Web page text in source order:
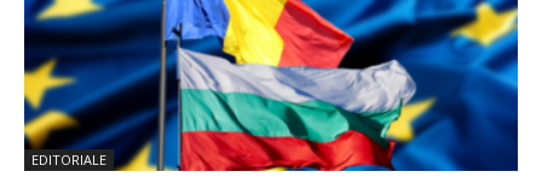
EDITORIALE